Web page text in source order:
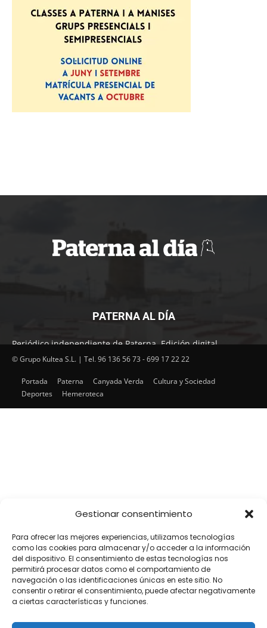
Gestionar consentimiento
Para ofrecer las mejores experiencias, utilizamos tecnologías
como las cookies para almacenar y/o acceder a la información
del dispositivo. El consentimiento de estas tecnologías nos
permitirá procesar datos como el comportamiento de
navegación o las identificaciones únicas en este sitio. No
consentir o retirar el consentimiento, puede afectar negativamente
a ciertas características y funciones.
PATERNA AL DÍA
Periódico independiente de Paterna. Edición digital.
Encuentra cada mes en tu punto habitual nuestra edición
Paterna.
© Grupo Kultea S.L. | Tel. 96 136 56 73 - 699 17 22 22
Portada Paterna Canyada Verda
Cultura y Sociedad
Deportes
Hemeroteca